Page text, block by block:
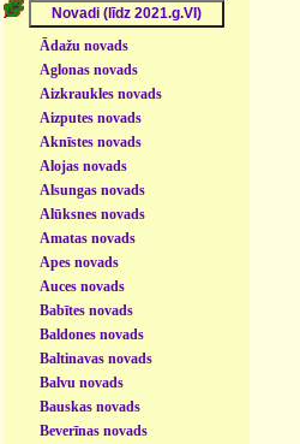
Ādažu novads
Aglonas novads
Aizkraukles novads
Aizputes novads
Aknīstes novads
Alojas novads
Alsungas novads
Alūksnes novads
Amatas novads
Apes novads
Auces novads
Babītes novads
Baldones novads
Baltinavas novads
Balvu novads
Bauskas novads
Beverīnas novads